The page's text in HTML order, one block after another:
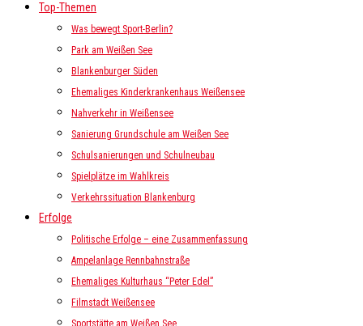
Top-Themen
Was bewegt Sport-Berlin?
Park am Weißen See
Blankenburger Süden
Ehemaliges Kinderkrankenhaus Weißensee
Nahverkehr in Weißensee
Sanierung Grundschule am Weißen See
Schulsanierungen und Schulneubau
Spielplätze im Wahlkreis
Verkehrssituation Blankenburg
Erfolge
Politische Erfolge – eine Zusammenfassung
Ampelanlage Rennbahnstraße
Ehemaliges Kulturhaus “Peter Edel”
Filmstadt Weißensee
Sportstätte am Weißen See